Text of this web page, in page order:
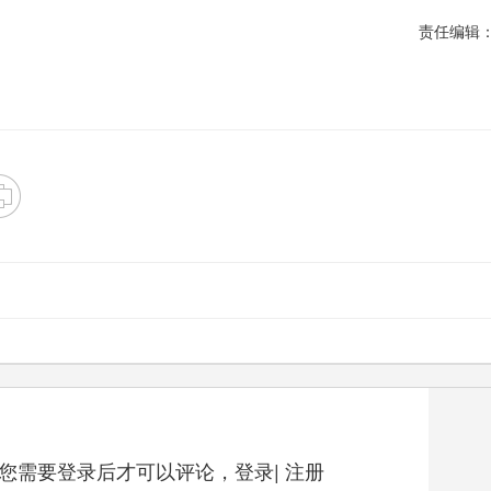
责任编辑
需要登录后才可以评论， 登录| 注册